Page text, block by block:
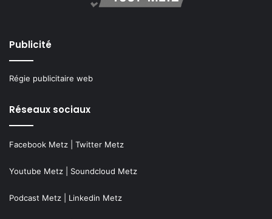
Publicité
Régie publicitaire web
Réseaux sociaux
Facebook Metz Twitter Metz
Youtube Metz Soundcloud Metz
Podcast Metz Linkedin Metz